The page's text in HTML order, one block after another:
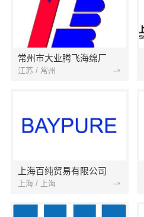
常州市大业腾飞海绵厂
江苏 / 常州
上海百纯贸易有限公司
上海 / 上海